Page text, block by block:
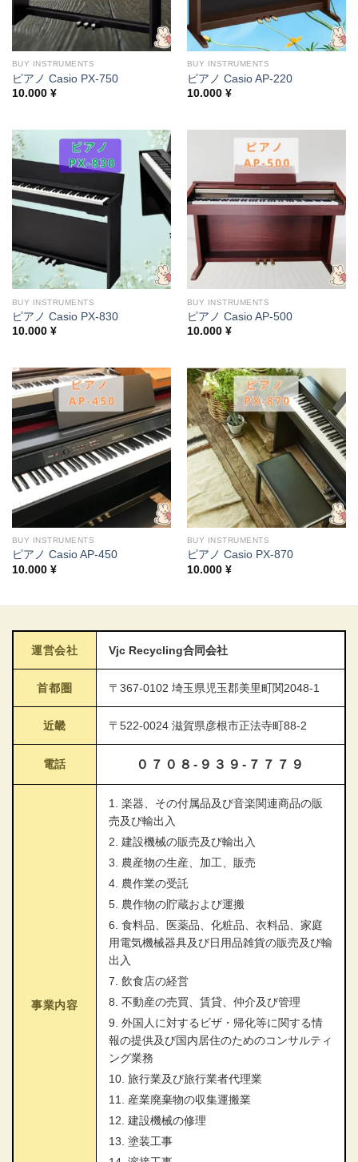
BUY INSTRUMENTS
ピアノ Casio PX-750
10.000 ¥
BUY INSTRUMENTS
ピアノ Casio AP-220
10.000 ¥
BUY INSTRUMENTS
ピアノ Casio PX-830
10.000 ¥
BUY INSTRUMENTS
ピアノ Casio AP-500
10.000 ¥
BUY INSTRUMENTS
ピアノ Casio AP-450
10.000 ¥
BUY INSTRUMENTS
ピアノ Casio PX-870
10.000 ¥
運営会社 Vjc Recycling合同会社
首都圏 〒367-0102 埼玉県児玉郡美里町関2048-1
近畿 〒522-0024 滋賀県彦根市正法寺町88-2
電話 ０７０８-９３９-７７７９
事業内容
1. 楽器、その付属品及び音楽関連商品の販
売及び輸出入
2. 建設機械の販売及び輸出入
3. 農産物の生産、加工、販売
4. 農作業の受託
5. 農作物の貯蔵および運搬
6. 食料品、医薬品、化粧品、衣料品、家庭
用電気機械器具及び日用品雑貨の販売及び輸
出入
7. 飲食店の経営
8. 不動産の売買、賃貸、仲介及び管理
9. 外国人に対するビザ・帰化等に関する情
報の提供及び国内居住のためのコンサルティ
ング業務
10. 旅行業及び旅行業者代理業
11. 産業廃棄物の収集運搬業
12. 建設機械の修理
13. 塗装工事